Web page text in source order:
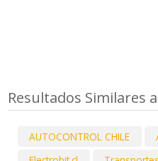
Resultados Similares
AUTOCONTROL CHILE